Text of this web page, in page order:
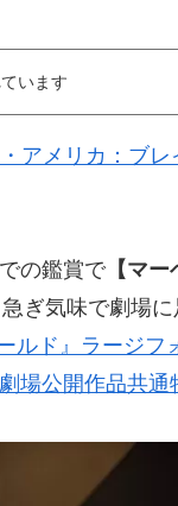
います
アメリカ：ブ
の鑑賞で【マー
ぎ気味で劇場に
ルド』ラージフ
場公開作品共通